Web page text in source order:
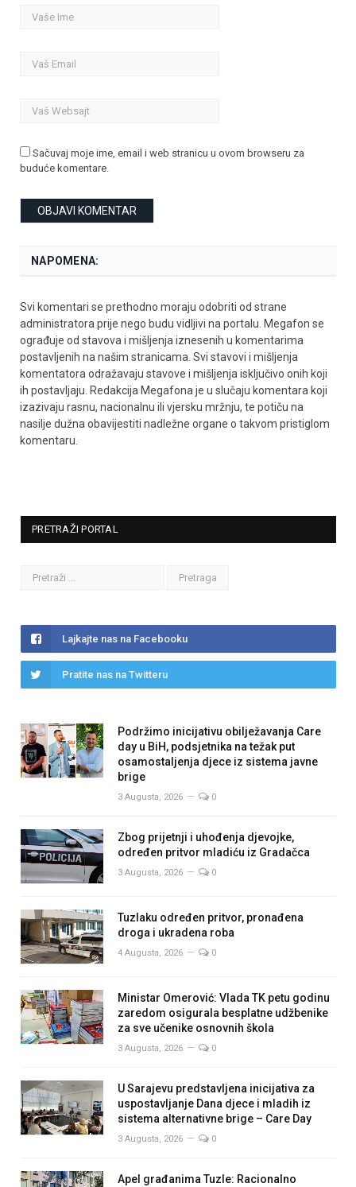
Sačuvaj moje ime, email i web stranicu u ovom browseru za
buduće komentare.
NAPOMENA:
Svi komentari se prethodno moraju odobriti od strane
administratora prije nego budu vidljivi na portalu. Megafon se
ograđuje od stavova i mišljenja iznesenih u komentarima
postavljenih na našim stranicama. Svi stavovi i mišljenja
komentatora odražavaju stavove i mišljenja isključivo onih koji
ih postavljaju. Redakcija Megafona je u slučaju komentara koji
izazivaju rasnu, nacionalnu ili vjersku mržnju, te potiču na
nasilje dužna obavijestiti nadležne organe o takvom pristiglom
komentaru.
PRETRAŽI PORTAL
Lajkajte nas na Facebooku
Pratite nas na Twitteru
Podržimo inicijativu obilježavanja Care
day u BiH, podsjetnika na težak put
osamostaljenja djece iz sistema javne
brige
3 Augusta, 2026 0
Zbog prijetnji i uhođenja djevojke,
određen pritvor mladiću iz Gradačca
3 Augusta, 2026 0
Tuzlaku određen pritvor, pronađena
droga i ukradena roba
4 Augusta, 2026 0
Ministar Omerović: Vlada TK petu godinu
zaredom osigurala besplatne udžbenike
za sve učenike osnovnih škola
3 Augusta, 2026 0
U Sarajevu predstavljena inicijativa za
uspostavljanje Dana djece i mladih iz
sistema alternativne brige – Care Day
3 Augusta, 2026 0
Apel građanima Tuzle: Racionalno